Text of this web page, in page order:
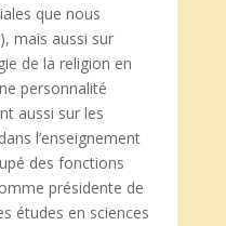
que nous
mais aussi sur
de la religion en
personnalité
aussi sur les
l’enseignement
des fonctions
présidente de
études en sciences